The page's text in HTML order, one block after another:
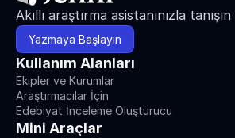
Akıllı araştırma asistanınızla tanışın
Yazmaya Başlayın
Kullanım Alanları
Ekipler ve Kurumlar
Araştırmacılar İçin
Edebiyat İnceleme Oluşturucu
Mini Araçlar